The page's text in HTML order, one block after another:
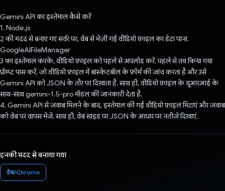
Gemini API का इस्तेमाल कैसे करें
1. Node.js
2 की मदद से बनाए गए सर्वर पर, वेब से भेजी गई वीडियो फ़ाइल का डेटा पाना.
GoogleAIFileManager
3 का इस्तेमाल करके, वीडियो फ़ाइल को पहले से अपलोड करें. पहले से तय किया गया
प्रॉम्प्ट पास करें, जो वीडियो फ़ाइल में बास्केटबॉल के फ़ॉर्म की जांच करता है और उसे
Gemini API को JSON के तौर पर दिखाता है. साथ ही, वीडियो फ़ाइल के यूआरआई के
साथ-साथ gemini-1.5-pro मॉडल की जानकारी देता है.
4. Gemini API से जवाब मिलने के बाद, इस्तेमाल की गई वीडियो फ़ाइल मिटाएं और जवाब
को वेब पर वापस भेजें. साथ ही, वेब साइड पर JSON के आधार पर नतीजे दिखाएं.
इनकी मदद से बनाया गया
वेब/Chrome